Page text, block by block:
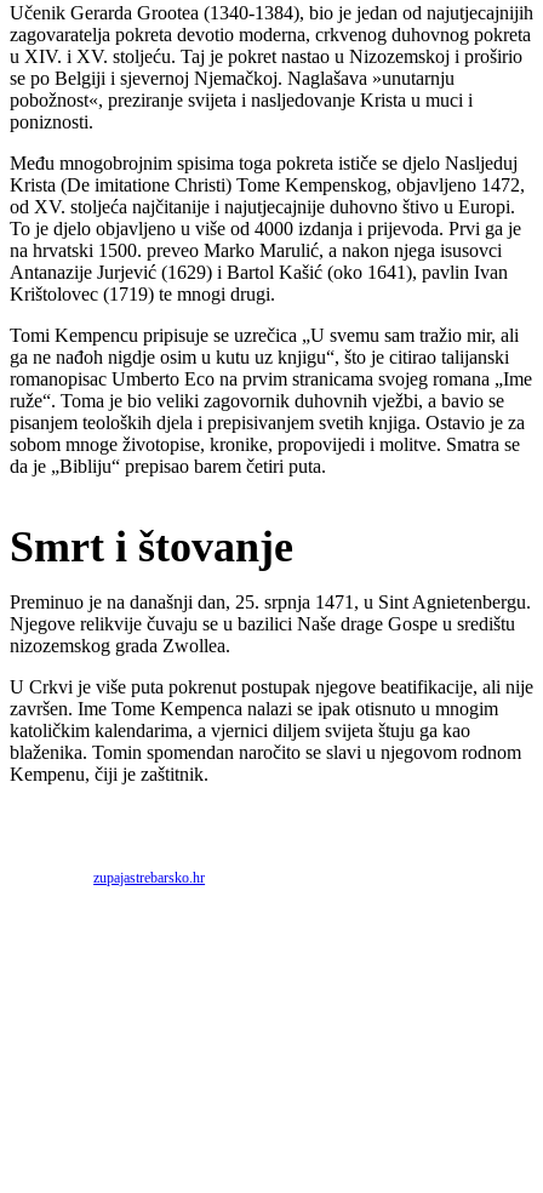
Učenik Gerarda Grootea (1340-1384), bio je jedan od najutjecajnijih
zagovaratelja pokreta devotio moderna, crkvenog duhovnog pokreta
u XIV. i XV. stoljeću. Taj je pokret nastao u Nizozemskoj i proširio
se po Belgiji i sjevernoj Njemačkoj. Naglašava »unutarnju
pobožnost«, preziranje svijeta i nasljedovanje Krista u muci i
poniznosti.
Među mnogobrojnim spisima toga pokreta ističe se djelo Nasljeduj
Krista (De imitatione Christi) Tome Kempenskog, objavljeno 1472,
od XV. stoljeća najčitanije i najutjecajnije duhovno štivo u Europi.
To je djelo objavljeno u više od 4000 izdanja i prijevoda. Prvi ga je
na hrvatski 1500. preveo Marko Marulić, a nakon njega isusovci
Antanazije Jurjević (1629) i Bartol Kašić (oko 1641), pavlin Ivan
Krištolovec (1719) te mnogi drugi.
Tomi Kempencu pripisuje se uzrečica „U svemu sam tražio mir, ali
ga ne nađoh nigdje osim u kutu uz knjigu“, što je citirao talijanski
romanopisac Umberto Eco na prvim stranicama svojeg romana „Ime
ruže“. Toma je bio veliki zagovornik duhovnih vježbi, a bavio se
pisanjem teoloških djela i prepisivanjem svetih knjiga. Ostavio je za
sobom mnoge životopise, kronike, propovijedi i molitve. Smatra se
da je „Bibliju“ prepisao barem četiri puta.
Smrt i štovanje
Preminuo je na današnji dan, 25. srpnja 1471, u Sint Agnietenbergu.
Njegove relikvije čuvaju se u bazilici Naše drage Gospe u središtu
nizozemskog grada Zwollea.
U Crkvi je više puta pokrenut postupak njegove beatifikacije, ali nije
završen. Ime Tome Kempenca nalazi se ipak otisnuto u mnogim
katoličkim kalendarima, a vjernici diljem svijeta štuju ga kao
blaženika. Tomin spomendan naročito se slavi u njegovom rodnom
Kempenu, čiji je zaštitnik.
Izvor:zupajastrebarsko.hr